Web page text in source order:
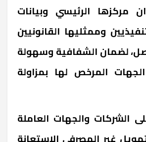
مركزها الرئيسي وبيانات
وممثليها القانونيين
لضمان الشفافية وسهولة
المرخص لها بمزاولة
الشركات والجهات العاملة
غير المصرفي الاستعانة